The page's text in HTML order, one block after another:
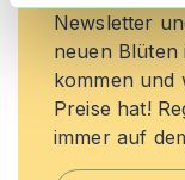
Newsletter
neuen Blüten
kommen und
Preise hat!
immer auf